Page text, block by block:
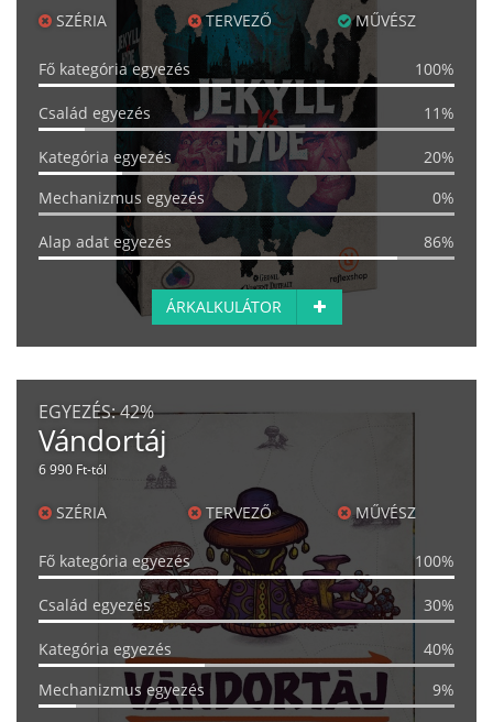
SZÉRIA TERVEZŐ MŰVÉSZ
Fő kategória egyezés 100%
Család egyezés 11%
Kategória egyezés
20%
Mechanizmus egyezés
0%
Alap adat egyezés 86%
ÁRKALKULÁTOR
EGYEZÉS:42%
Vándortáj
6 990 Ft-tól
SZÉRIA TERVEZŐ MŰVÉSZ
Fő kategória egyezés 100%
Család egyezés 30%
Kategória egyezés
40%
Mechanizmus egyezés
9%